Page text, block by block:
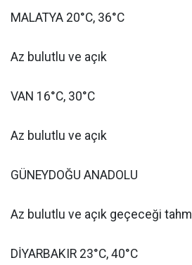
MALATYA 20°C, 36°C
Az bulutlu ve açık
VAN 16°C, 30°C
Az bulutlu ve açık
GÜNEYDOĞU ANADOLU
Az bulutlu ve açık geçeceği
DİYARBAKIR 23°C, 40°C